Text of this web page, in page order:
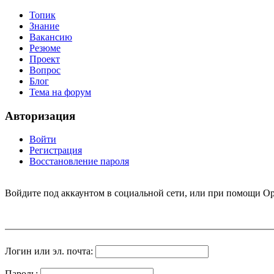
Топик
Знание
Вакансию
Резюме
Проект
Вопрос
Блог
Тема на форум
Авторизация
Войти
Регистрация
Восстановление пароля
Войдите под аккаунтом в социальной сети, или при помощи
Логин или эл. почта: